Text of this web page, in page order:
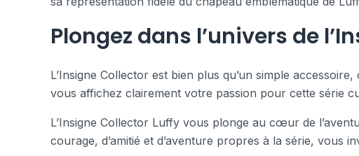
Plongez dans l’univers de
L’Insigne Collector est bien plus qu’un simple
vous affichez clairement votre passion pour cette série
L’Insigne Collector Luffy vous plonge au cœur de
courage, d’amitié et d’aventure propres à la série, vous